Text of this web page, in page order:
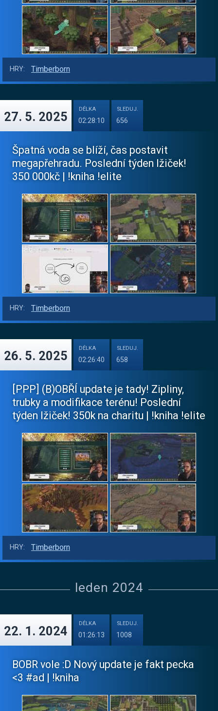
HRY: Timberborn
27. 5. 2025
DÉLKA
02:28:10
SLEDUJ.
656
Špatná voda se blíží, čas postavit
megapřehradu. Poslední týden lžiček!
350 000kč | !kniha !elite
HRY: Timberborn
26. 5. 2025
DÉLKA
02:26:40
SLEDUJ.
658
[PPP] (B)OBŘÍ update je tady! Zipliny,
trubky a modifikace terénu! Poslední
týden lžiček! 350k na charitu | !kniha !elite
HRY: Timberborn
leden 2024
22. 1. 2024
DÉLKA
01:26:13
SLEDUJ.
1008
BOBR vole :D Nový update je fakt pecka
<3 #ad | !kniha